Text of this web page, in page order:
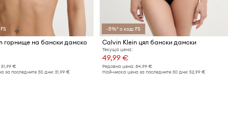
горнище на бански дамско
51,99 €
за последните 30 дни: 31,99 €
-5%* с код: FS
Calvin Klein цял бански дамски
Текуща цена:
49,99 €
Редовна цена: 84,99 €
Най-ниска цена за последните 30 дни: 52,99 €